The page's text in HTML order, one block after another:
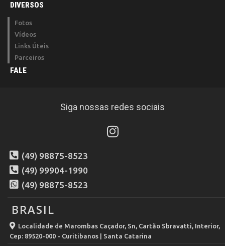
DIVERSOS
Fotos
Vídeos
Links Úteis
Parceiros
FALE
Siga nossas redes sociais
(49) 98875-8523
(49) 99904-1990
(49) 98875-8523
BRASIL
Localidade de Marombas Caçador, Sn, Cartão Sbravatti, Interior,
Cep: 89520-000 - Curitibanos | Santa Catarina